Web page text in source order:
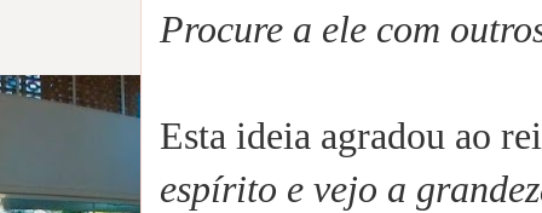
Procure a ele com
Esta ideia agradou ao
espírito e vejo a